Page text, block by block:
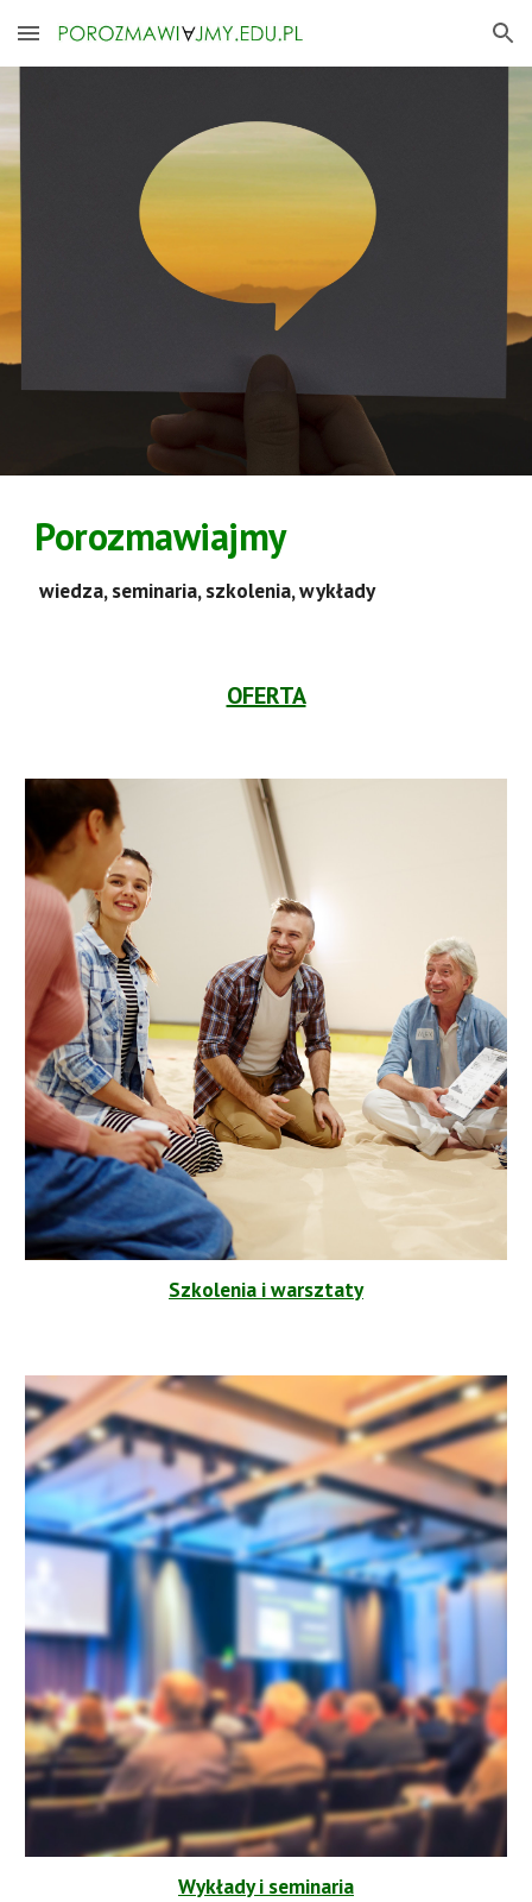
Skip to main content Skip to navigation
Porozmawiajmy
wiedza, seminaria, szkolenia, wykłady
OFERTA
Szkolenia i warsztaty
Wykłady i seminaria